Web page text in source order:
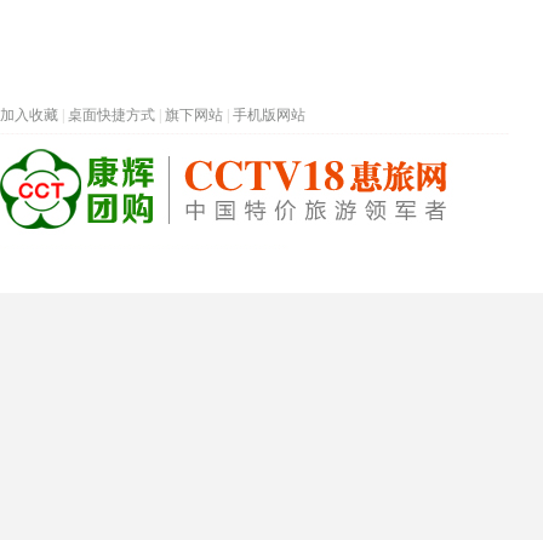
加入收藏 桌面快捷方式 旗下网站 手机版网站